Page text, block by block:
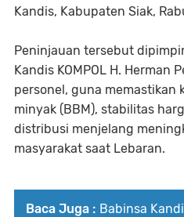
Kandis, Kabupaten Siak,
Peninjauan tersebut
Kandis KOMPOL H. Herman
personel, guna memastikan
minyak (BBM), stabilitas
distribusi menjelang
masyarakat saat Lebaran.
Baca Juga : Babinsa